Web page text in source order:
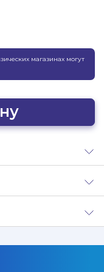
магазинах могут